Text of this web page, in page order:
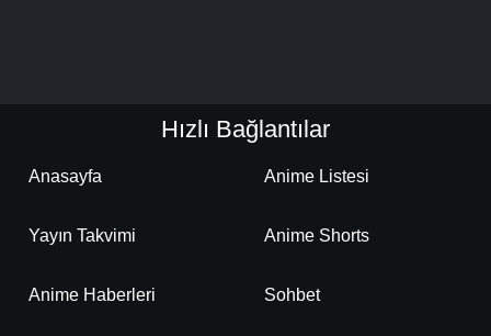
Hızlı Bağlantılar
Anasayfa Anime Listesi
Yayın Takvimi Anime Shorts
Anime Haberleri Sohbet